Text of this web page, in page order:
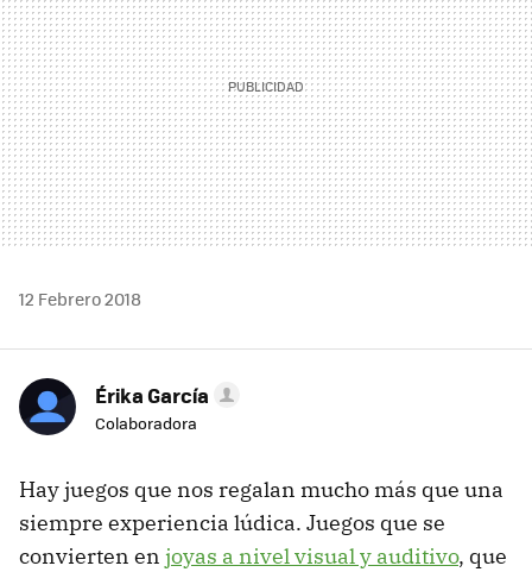
12 Febrero 2018
Érika García
Colaboradora
Hay juegos que nos regalan mucho más que una
siempre experiencia lúdica. Juegos que se
convierten en joyas a nivel visual y auditivo, que